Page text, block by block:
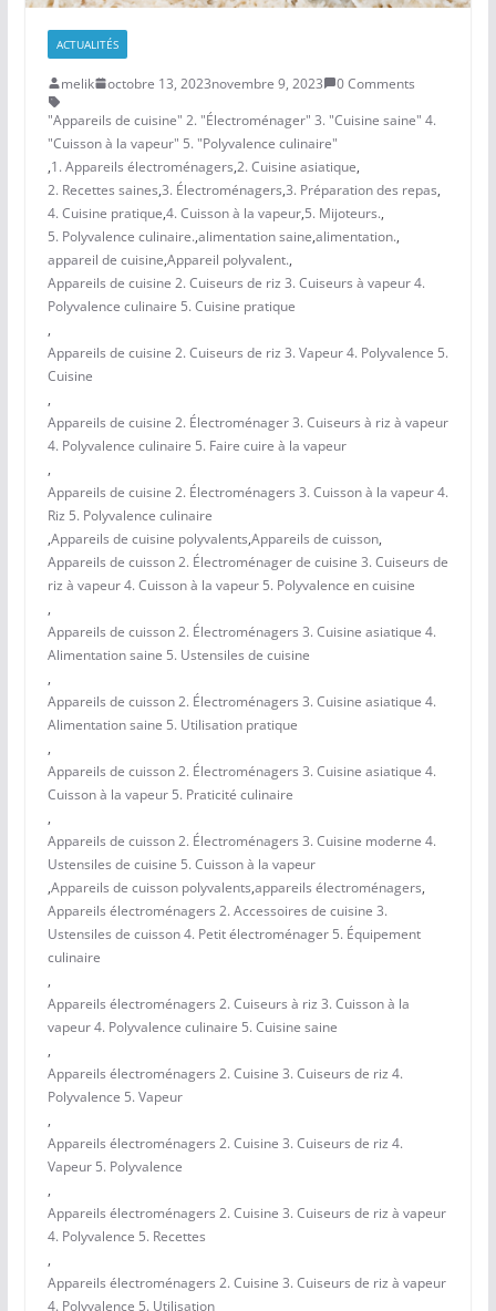
ACTUALITÉS
melik octobre 13, 2023novembre 9, 2023
0 Comments
"Appareils de cuisine" 2. "Électroménager" 3. "Cuisine saine" 4.
"Cuisson à la vapeur" 5. "Polyvalence culinaire"
,1. Appareils électroménagers,2. Cuisine asiatique,
2. Recettes saines,3. Électroménagers,3. Préparation des repas,
4. Cuisine pratique,4. Cuisson à la vapeur,5. Mijoteurs.,
5. Polyvalence culinaire.,alimentation saine,alimentation.,
appareil de cuisine,Appareil polyvalent.,
Appareils de cuisine 2. Cuiseurs de riz 3. Cuiseurs à vapeur 4.
Polyvalence culinaire 5. Cuisine pratique
,
Appareils de cuisine 2. Cuiseurs de riz 3. Vapeur 4. Polyvalence 5.
Cuisine
,
Appareils de cuisine 2. Électroménager 3. Cuiseurs à riz à vapeur
4. Polyvalence culinaire 5. Faire cuire à la vapeur
,
Appareils de cuisine 2. Électroménagers 3. Cuisson à la vapeur 4.
Riz 5. Polyvalence culinaire
,Appareils de cuisine polyvalents,Appareils de cuisson,
Appareils de cuisson 2. Électroménager de cuisine 3. Cuiseurs de
riz à vapeur 4. Cuisson à la vapeur 5. Polyvalence en cuisine
,
Appareils de cuisson 2. Électroménagers 3. Cuisine asiatique 4.
Alimentation saine 5. Ustensiles de cuisine
,
Appareils de cuisson 2. Électroménagers 3. Cuisine asiatique 4.
Alimentation saine 5. Utilisation pratique
,
Appareils de cuisson 2. Électroménagers 3. Cuisine asiatique 4.
Cuisson à la vapeur 5. Praticité culinaire
,
Appareils de cuisson 2. Électroménagers 3. Cuisine moderne 4.
Ustensiles de cuisine 5. Cuisson à la vapeur
,Appareils de cuisson polyvalents,appareils électroménagers,
Appareils électroménagers 2. Accessoires de cuisine 3.
Ustensiles de cuisson 4. Petit électroménager 5. Équipement
culinaire
,
Appareils électroménagers 2. Cuiseurs à riz 3. Cuisson à la
vapeur 4. Polyvalence culinaire 5. Cuisine saine
,
Appareils électroménagers 2. Cuisine 3. Cuiseurs de riz 4.
Polyvalence 5. Vapeur
,
Appareils électroménagers 2. Cuisine 3. Cuiseurs de riz 4.
Vapeur 5. Polyvalence
,
Appareils électroménagers 2. Cuisine 3. Cuiseurs de riz à vapeur
4. Polyvalence 5. Recettes
,
Appareils électroménagers 2. Cuisine 3. Cuiseurs de riz à vapeur
4. Polyvalence 5. Utilisation